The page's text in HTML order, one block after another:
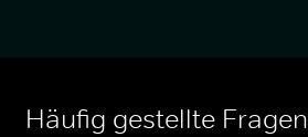
Häufig gestellte Fragen